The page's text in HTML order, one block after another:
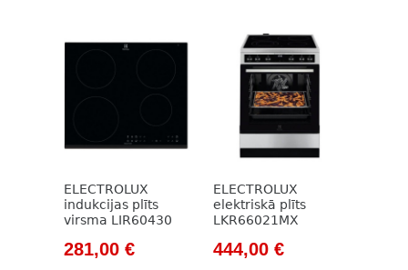
ELECTROLUX
indukcijas plīts
virsma LIR60430
Original
281,00 €Current
ELECTROLUX
elektriskā plīts
LKR66021MX
Original
444,00 €Current